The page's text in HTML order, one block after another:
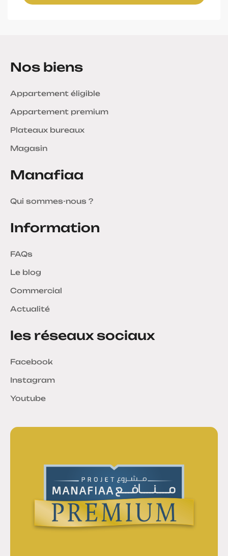
Nos biens
Appartement éligible
Appartement premium
Plateaux bureaux
Magasin
Manafiaa
Qui sommes-nous ?
Information
FAQs
Le blog
Commercial
Actualité
les réseaux sociaux
Facebook
Instagram
Youtube